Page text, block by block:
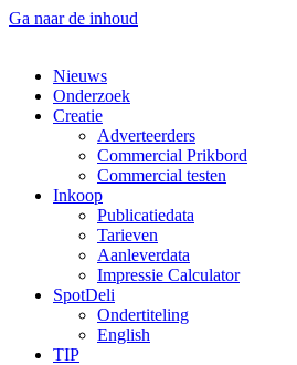
Ga naar de inhoud
Nieuws
Onderzoek
Creatie
Adverteerders
Commercial Prikbord
Commercial testen
Inkoop
Publicatiedata
Tarieven
Aanleverdata
Impressie Calculator
SpotDeli
Ondertiteling
English
TIP